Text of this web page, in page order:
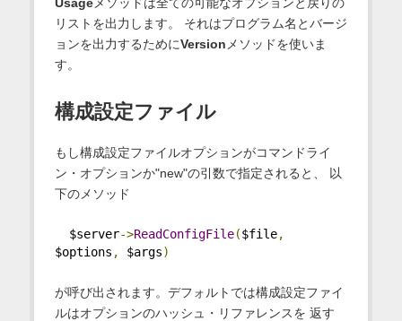
Usageメソッドは全ての可能なオプションと戻りの
リストを出力します。 それはプログラム名とバージ
ョンを出力するためにVersionメソッドを使いま
す。
構成設定ファイル
もし構成設定ファイルオプションがコマンドライ
ン・オプションか"new"の引数で指定されると、 以
下のメソッド
$server->ReadConfigFile($file,
$options , $args)
が呼び出されます。デフォルトでは構成設定ファイ
ルはオプションのハッシュ・リファレンスを 返す